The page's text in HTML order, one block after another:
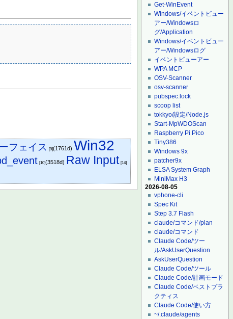
フェイス [9](1761d) Win32
[10](3518d) Raw Input [14]
Get-WinEvent
Windows/イベントビュー
アー/Windowsロ
グ/Application
Windows/イベントビュー
アー/Windowsログ
イベントビューアー
WPA MCP
OSV-Scanner
osv-scanner
pubspec.lock
scoop list
tokkyo/設定/Node.js
Start-MpWDOScan
Raspberry Pi Pico
Tiny386
Windows 9x
patcher9x
ELSA System Graph
MiniMax H3
2026-08-05
vphone-cli
Spec Kit
Step 3.7 Flash
claude/コマンド/plan
claude/コマンド
Claude Code/ツー
ル/AskUserQuestion
AskUserQuestion
Claude Code/ツール
Claude Code/計画モード
Claude Code/ベストプラ
クティス
Claude Code/使い方
~/.claude/agents